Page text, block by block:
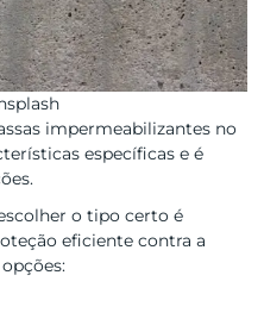
impermeabilizantes no
específicas e é
o tipo certo é
eficiente contra a